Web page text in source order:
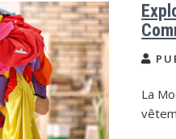
La